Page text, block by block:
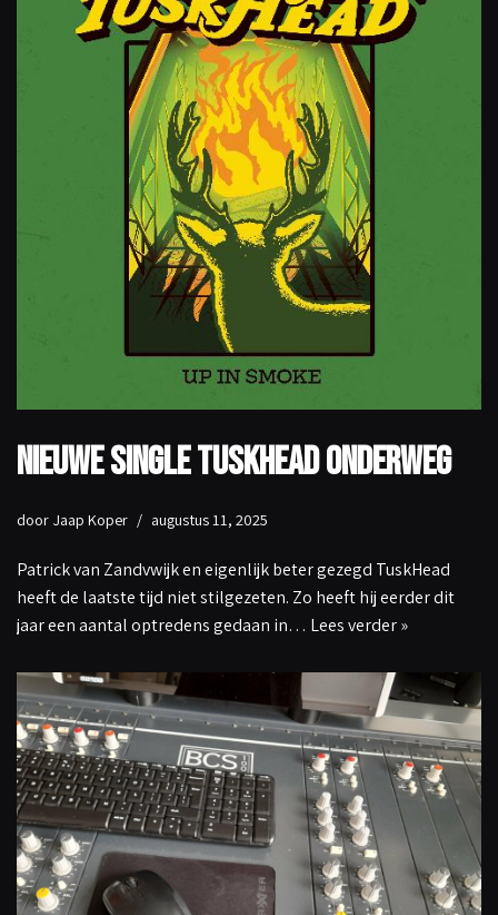
Nieuwe Single TuskHead onderweg
door Jaap Koper augustus 11, 2025
Patrick van Zandvwijk en eigenlijk beter gezegd TuskHead
heeft de laatste tijd niet stilgezeten. Zo heeft hij eerder dit
jaar een aantal optredens gedaan in… Lees verder »